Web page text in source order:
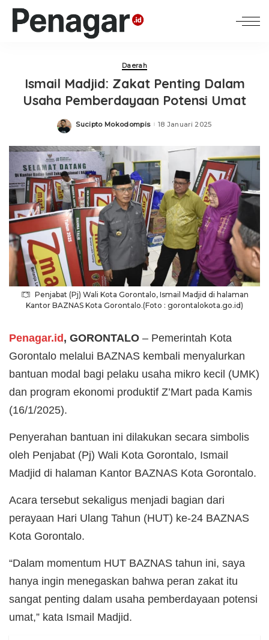
Daerah
Ismail Madjid: Zakat Penting Dalam
Usaha Pemberdayaan Potensi Umat
Posted
Sucipto Mokodompis 18 Januari 2025
Penjabat (Pj) Wali Kota Gorontalo, Ismail Madjid di halaman
Kantor BAZNAS Kota Gorontalo.(Foto : gorontalokota.go.id)
Penagar.id , GORONTALO – Pemerintah Kota
Gorontalo melalui BAZNAS kembali menyalurkan
bantuan modal bagi pelaku usaha mikro kecil (UMK)
dan program ekonomi produktif Z’Mart pada Kamis
(16/1/2025).
Penyerahan bantuan ini dilakukan secara simbolis
oleh Penjabat (Pj) Wali Kota Gorontalo, Ismail
Madjid di halaman Kantor BAZNAS Kota Gorontalo.
Acara tersebut sekaligus menjadi bagian dari
perayaan Hari Ulang Tahun (HUT) ke-24 BAZNAS
Kota Gorontalo.
“Dalam momentum HUT BAZNAS tahun ini, saya
hanya ingin menegaskan bahwa peran zakat itu
sangat penting dalam usaha pemberdayaan potensi
umat,” kata Ismail Madjid.